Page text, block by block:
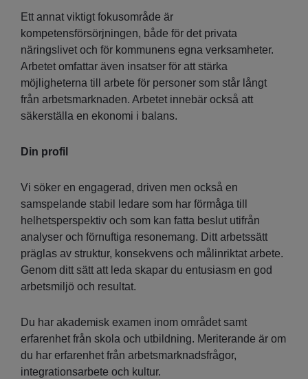
Ett annat viktigt fokusområde är
kompetensförsörjningen, både för det privata
näringslivet och för kommunens egna verksamheter.
Arbetet omfattar även insatser för att stärka
möjligheterna till arbete för personer som står långt
från arbetsmarknaden. Arbetet innebär också att
säkerställa en ekonomi i balans.
Din profil
Vi söker en engagerad, driven men också en
samspelande stabil ledare som har förmåga till
helhetsperspektiv och som kan fatta beslut utifrån
analyser och förnuftiga resonemang. Ditt arbetssätt
präglas av struktur, konsekvens och målinriktat arbete.
Genom ditt sätt att leda skapar du entusiasm en god
arbetsmiljö och resultat.
Du har akademisk examen inom området samt
erfarenhet från skola och utbildning. Meriterande är om
du har erfarenhet från arbetsmarknadsfrågor,
integrationsarbete och kultur.